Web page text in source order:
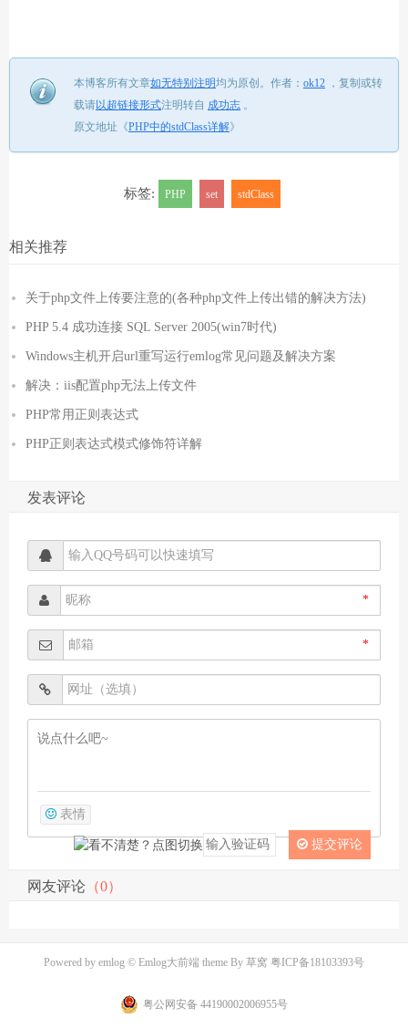
本博客所有文章如无特别注明均为原创。 作者： ok12 ， 复制或转
载请以超链接形式注明转自 成功志 。
原文地址《PHP中的stdClass详解》
标签: PHP set stdClass
相关推荐
关于php文件上传要注意的(各种php文件上传出错的解决方法)
PHP 5.4 成功连接 SQL Server 2005(win7时代)
Windows主机开启url重写运行emlog常见问题及解决方案
解决：iis配置php无法上传文件
PHP常用正则表达式
PHP正则表达式模式修饰符详解
发表评论
*
*
表情
提交评论
网友评论 （0）
Powered by emlog © Emlog大前端 theme By 草窝 粤ICP备18103393号
粤公网安备 44190002006955号